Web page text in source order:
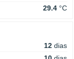
29.4 °C
12 dias